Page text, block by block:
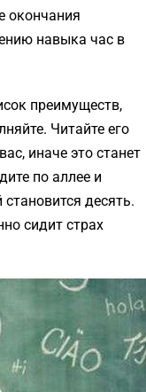
окончания
навыка час в
преимуществ,
Читайте его
иначе это станет
по аллее и
десять.
сидит страх